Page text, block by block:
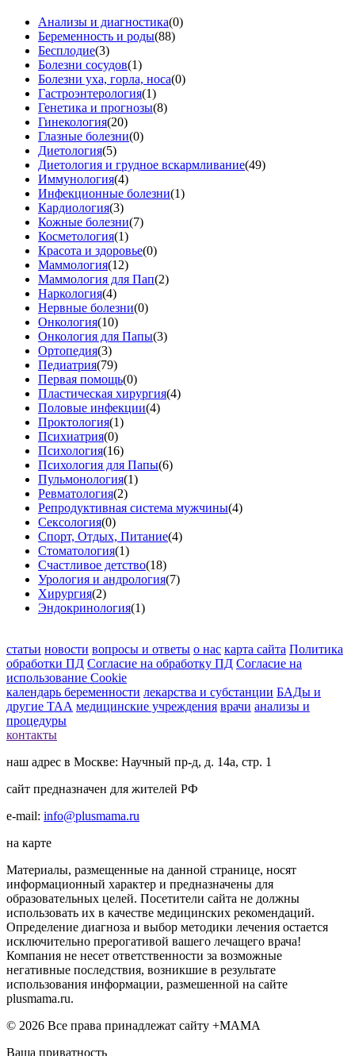
Анализы и диагностика(0)
Беременность и роды(88)
Бесплодие(3)
Болезни сосудов(1)
Болезни уха, горла, носа(0)
Гастроэнтерология(1)
Генетика и прогнозы(8)
Гинекология(20)
Глазные болезни(0)
Диетология(5)
Диетология и грудное вскармливание(49)
Иммунология(4)
Инфекционные болезни(1)
Кардиология(3)
Кожные болезни(7)
Косметология(1)
Красота и здоровье(0)
Маммология(12)
Маммология для Пап(2)
Наркология(4)
Нервные болезни(0)
Онкология(10)
Онкология для Папы(3)
Ортопедия(3)
Педиатрия(79)
Первая помощь(0)
Пластическая хирургия(4)
Половые инфекции(4)
Проктология(1)
Психиатрия(0)
Психология(16)
Психология для Папы(6)
Пульмонология(1)
Ревматология(2)
Репродуктивная система мужчины(4)
Сексология(0)
Спорт, Отдых, Питание(4)
Стоматология(1)
Счастливое детство(18)
Урология и андрология(7)
Хирургия(2)
Эндокринология(1)
статьи новости вопросы и ответы о нас карта сайта Политика
обработки ПД Согласие на обработку ПД Согласие на
использование Cookie
календарь беременности лекарства и субстанции БАДы и
другие ТАА медицинские учреждения врачи анализы и
процедуры
контакты
наш адрес в Москве: Научный пр-д, д. 14а, стр. 1
сайт предназначен для жителей РФ
e-mail: info@plusmama.ru
на карте
Материалы, размещенные на данной странице, носят
информационный характер и предназначены для
образовательных целей. Посетители сайта не должны
использовать их в качестве медицинских рекомендаций.
Определение диагноза и выбор методики лечения остается
исключительно прерогативой вашего лечащего врача!
Компания не несет ответственности за возможные
негативные последствия, возникшие в результате
использования информации, размешенной на сайте
plusmama.ru.
© 2026 Все права принадлежат сайту +МАМА
Ваша приватность